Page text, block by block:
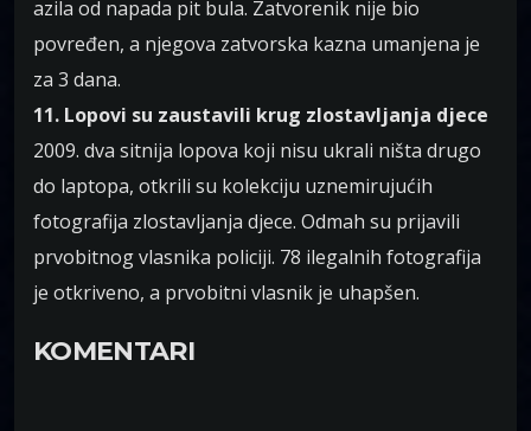
azila od napada pit bula. Zatvorenik nije bio
povređen, a njegova zatvorska kazna umanjena je
za 3 dana.
11. Lopovi su zaustavili krug zlostavljanja djece
2009. dva sitnija lopova koji nisu ukrali ništa drugo
do laptopa, otkrili su kolekciju uznemirujućih
fotografija zlostavljanja djece. Odmah su prijavili
prvobitnog vlasnika policiji. 78 ilegalnih fotografija
je otkriveno, a prvobitni vlasnik je uhapšen.
KOMENTARI